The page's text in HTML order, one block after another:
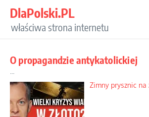
DlaPolski.PL
właściwa strona internetu
O propagandzie antykatolickiej
Zimny prysznic na